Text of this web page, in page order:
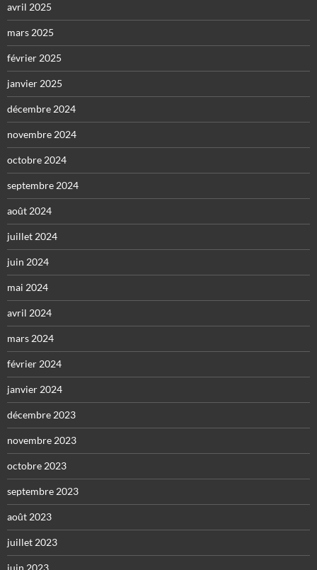
avril 2025
mars 2025
février 2025
janvier 2025
décembre 2024
novembre 2024
octobre 2024
septembre 2024
août 2024
juillet 2024
juin 2024
mai 2024
avril 2024
mars 2024
février 2024
janvier 2024
décembre 2023
novembre 2023
octobre 2023
septembre 2023
août 2023
juillet 2023